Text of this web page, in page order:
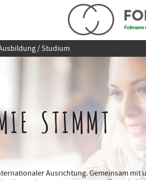
/ Studium
STIMMT
Ausrichtung. Gemeinsam mit